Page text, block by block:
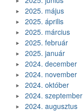
2025. május
2025. április
2025. március
2025. február
2025. január
2024. december
2024. november
2024. október
2024. szeptember
2024. augusztus